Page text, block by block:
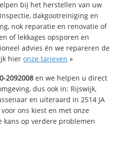
bij het herstellen van uw
dakgootreiniging en
nok reparatie en renovatie of
of lekkages opsporen en
advies én we repareren de
hieronze tarieven »
2092008 en we helpen u direct
dus ook in: Rijswijk,
en uiteraard in 2514 JA
ons kiest en met onze
kans op verdere problemen